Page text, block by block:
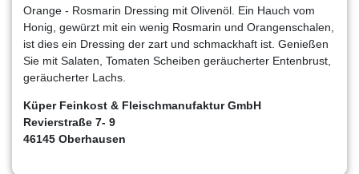
Orange - Rosmarin Dressing mit Olivenöl. Ein Hauch vom
Honig, gewürzt mit ein wenig Rosmarin und Orangenschalen,
ist dies ein Dressing der zart und schmackhaft ist. Genießen
Sie mit Salaten, Tomaten Scheiben geräucherter Entenbrust,
geräucherter Lachs.
Küper Feinkost & Fleischmanufaktur GmbH
Revierstraße 7- 9
46145 Oberhausen